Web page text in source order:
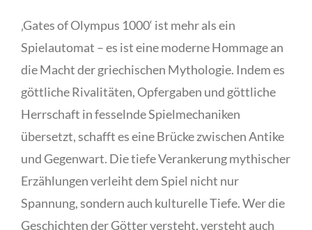
‚Gates of Olympus 1000‘ ist mehr als ein
Spielautomat – es ist eine moderne Hommage an
die Macht der griechischen Mythologie. Indem es
göttliche Rivalitäten, Opfergaben und göttliche
Herrschaft in fesselnde Spielmechaniken
übersetzt, schafft es eine Brücke zwischen Antike
und Gegenwart. Die tiefe Verankerung mythischer
Erzählungen verleiht dem Spiel nicht nur
Spannung, sondern auch kulturelle Tiefe. Wer die
Geschichten der Götter versteht, versteht auch